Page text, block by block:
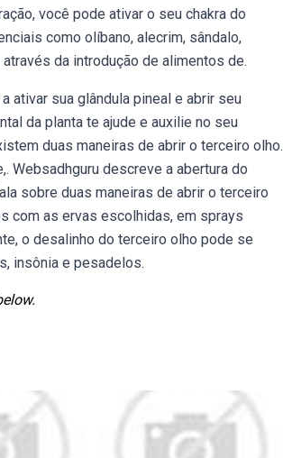
você pode ativar o seu chakra do
como olíbano, alecrim, sândalo,
da introdução de alimentos de.
ativar sua glândula pineal e abrir seu
da planta te ajude e auxilie no seu
duas maneiras de abrir o terceiro olho.
Websadhguru descreve a abertura do
sobre duas maneiras de abrir o terceiro
com as ervas escolhidas, em sprays
o desalinho do terceiro olho pode se
insônia e pesadelos.